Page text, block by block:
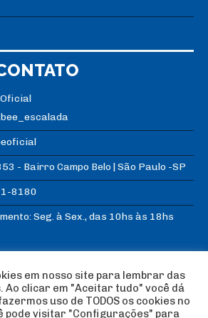
- Bairro Campo Belo | São Paulo -SP
8180
Seg. à Sex., das 10hs às 18hs
| Associação Brasileira de Escalada
em nosso site para lembrar das
Ao clicar em "Aceitar tudo" você dá
uso de TODOS os cookies no
pode visitar "Configurações" para